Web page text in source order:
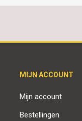
MIJN ACCOUNT
Mijn account
Bestellingen